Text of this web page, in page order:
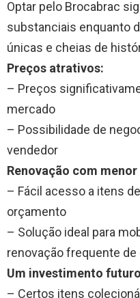
Optar pelo Brocabrac
substanciais enquanto
únicas e cheias de
Preços atrativos:
– Preços
mercado
– Possibilidade de
vendedor
Renovação com
– Fácil acesso a itens
orçamento
– Solução ideal para
renovação frequente de
Um investimento
– Certos itens